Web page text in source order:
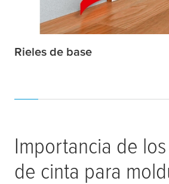
Rieles de base
Importancia de
de cinta para